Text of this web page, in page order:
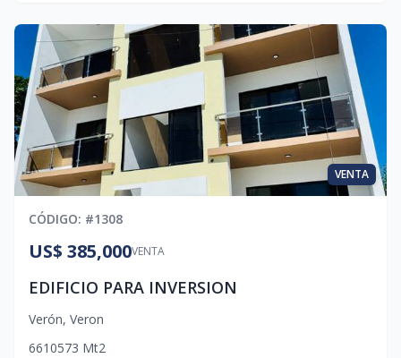
VENTA
CÓDIGO: #1308
VENTA
US$ 385,000
EDIFICIO PARA INVERSION
Verón, Veron
6610573 Mt2